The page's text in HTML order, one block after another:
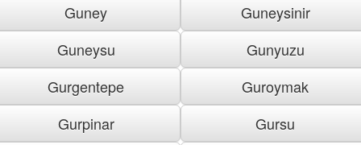
Guney
Guneysinir
Guneysu
Gunyuzu
Gurgentepe
Guroymak
Gurpinar
Gursu